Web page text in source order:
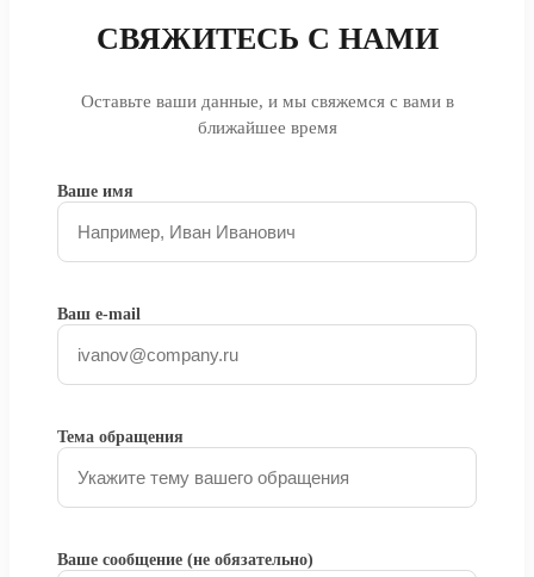
СВЯЖИТЕСЬ С НАМИ
Оставьте ваши данные, и мы свяжемся с вами в
ближайшее время
Ваше имя
Ваш e-mail
Тема обращения
Ваше сообщение (не обязательно)